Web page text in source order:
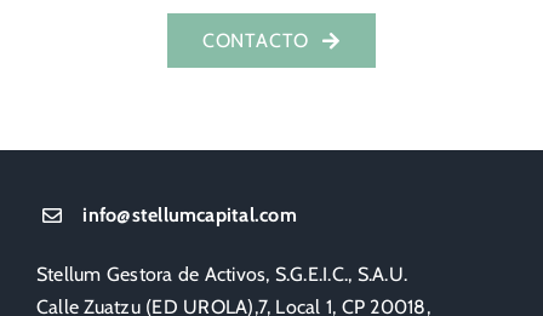
CONTACTO
info@stellumcapital.com
Stellum Gestora de Activos, S.G.E.I.C., S.A.U.
Calle Zuatzu (ED UROLA),7, Local 1, CP 20018,